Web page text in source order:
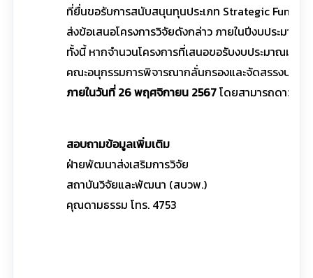
ที่ยื่นขอรับการสนับสนุนทุนประเภท Strategic Fund ห
ส่งข้อเสนอโครงการวิจัยดังกล่าว ภายในปีงบประมา
ทั้งนี้ หากจำนวนโครงการที่เสนอขอรับงบประมาณมาก
คณะอนุกรรมการพิจารณากลั่นกรองและจัดสรรงบประ
ภายในวันที่ 26 พฤศจิกายน 2567โดยสามารถดาวน์โ
สอบถามข้อมูลเพิ่มเติม
ฝ่ายพัฒนาส่งเสริมการวิจัย
สถาบันวิจัยและพัฒนา (สบวพ.)
คุณดามธรรม โทร. 4753